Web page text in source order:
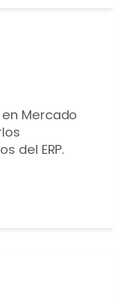
Mercado
del ERP.